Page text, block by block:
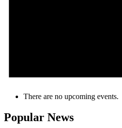
There are no upcoming events.
Popular News